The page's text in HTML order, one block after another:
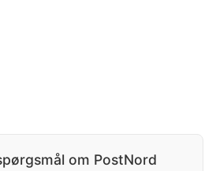
om PostNord